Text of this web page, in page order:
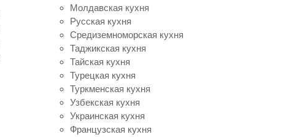
Молдавская кухня
Русская кухня
Средиземноморская кухня
Таджикская кухня
Тайская кухня
Турецкая кухня
Туркменская кухня
Узбекская кухня
Украинская кухня
Французская кухня